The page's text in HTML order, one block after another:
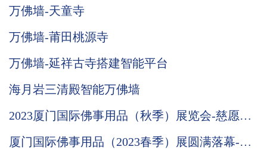
万佛墙-天童寺
万佛墙-莆田桃源寺
万佛墙-延祥古寺搭建智能平台
海月岩三清殿智能万佛墙
2023厦门国际佛事用品（秋季）展览会-慈愿邀
厦门国际佛事用品（2023春季）展圆满落幕-慈